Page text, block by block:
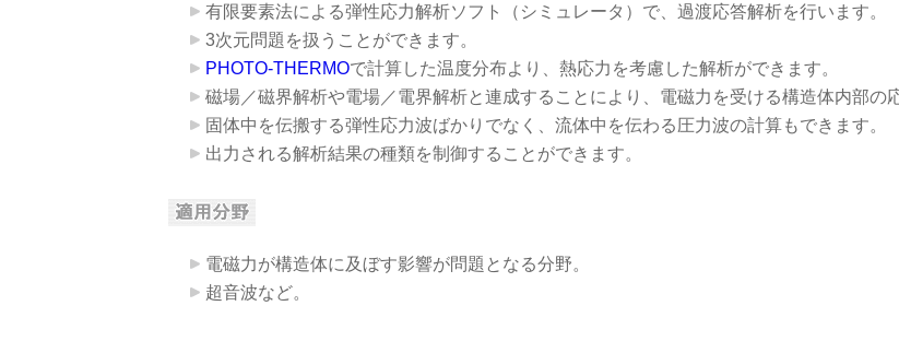
有限要素法による弾性応力解析ソフト（シミュレータ）で、過渡応答解析を行います。
3次元問題を扱うことができます。
PHOTO-THERMOで計算した温度分布より、熱応力を考慮した解析ができます。
磁場／磁界解析や電場／電界解析と連成することにより、電磁力を受ける構造体内部の
固体中を伝搬する弾性応力波ばかりでなく、流体中を伝わる圧力波の計算もできます。
出力される解析結果の種類を制御することができます。
電磁力が構造体に及ぼす影響が問題となる分野。
超音波など。